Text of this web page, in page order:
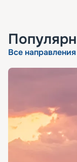
Все направления